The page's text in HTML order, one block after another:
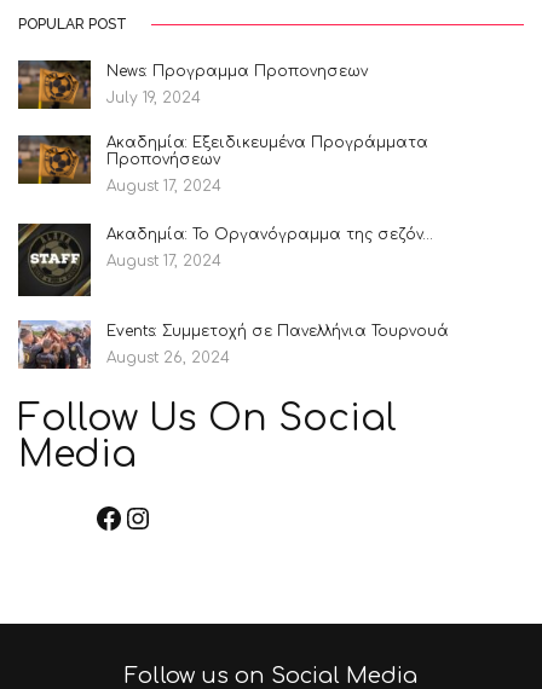
POPULAR POST
News: Προγραμμα Προπονησεων
July 19, 2024
Ακαδημία: Εξειδικευμένα Προγράμματα
Προπονήσεων
August 17, 2024
Ακαδημία: Το Οργανόγραμμα της σεζόν…
August 17, 2024
Events: Συμμετοχή σε Πανελλήνια Τουρνουά
August 26, 2024
Follow Us On Social
Media
Facebook
Instagram
Follow us on Social Media